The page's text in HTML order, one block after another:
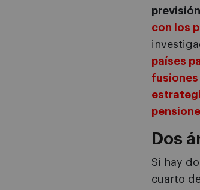
con los
países
Dos
Si hay
cuarto